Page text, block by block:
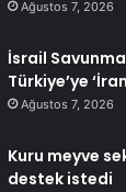
Ağustos 7, 2026
İsrail Savunma
Türkiye’ye
Ağustos 7, 2026
Kuru meyve
destek istedi